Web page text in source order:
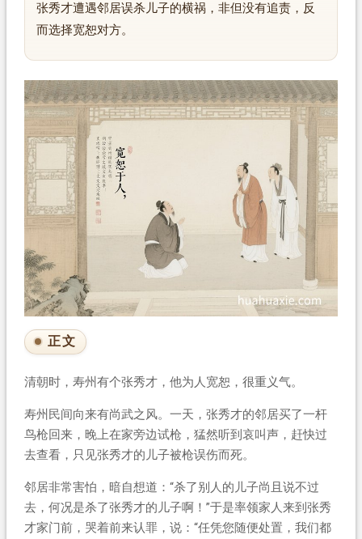
张秀才遭遇邻居误杀儿子的横祸，非但没有追责，反
而选择宽恕对方。
正文
清朝时，寿州有个张秀才，他为人宽恕，很重义气。
寿州民间向来有尚武之风。一天，张秀才的邻居买了一杆
鸟枪回来，晚上在家旁边试枪，猛然听到哀叫声，赶快过
去查看，只见张秀才的儿子被枪误伤而死。
邻居非常害怕，暗自想道：“杀了别人的儿子尚且说不过
去，何况是杀了张秀才的儿子啊！”于是率领家人来到张秀
才家门前，哭着前来认罪，说：“任凭您随便处置，我们都